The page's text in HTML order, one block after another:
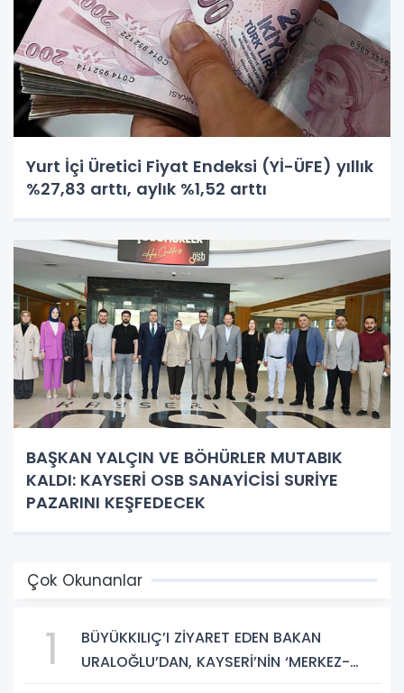
Yurt İçi Üretici Fiyat Endeksi (Yİ-ÜFE) yıllık
%27,83 arttı, aylık %1,52 arttı
BAŞKAN YALÇIN VE BÖHÜRLER MUTABIK
KALDI: KAYSERİ OSB SANAYİCİSİ SURİYE
PAZARINI KEŞFEDECEK
Çok Okunanlar
1
BÜYÜKKILIÇ’I ZİYARET EDEN BAKAN
URALOĞLU’DAN, KAYSERİ’NİN ‘MERKEZ-